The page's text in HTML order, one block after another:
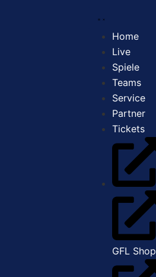
Home
Live
Spiele
Teams
Service
Partner
Tickets
GFL Shop